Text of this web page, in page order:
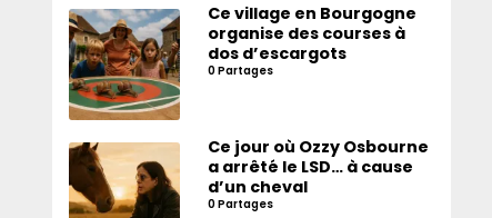
Ce village en Bourgogne
organise des courses à
dos d’escargots
0 Partages
Ce jour où Ozzy Osbourne
a arrêté le LSD… à cause
d’un cheval
0 Partages